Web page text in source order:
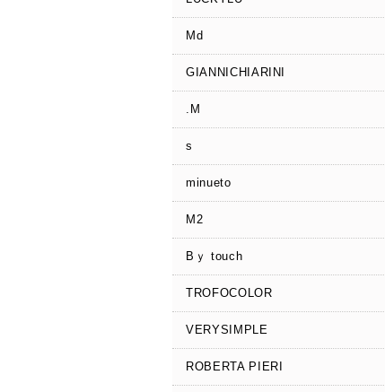
Md
GIANNICHIARINI
.M
s
minueto
M2
Bｙ touch
TROFOCOLOR
VERYSIMPLE
ROBERTA PIERI